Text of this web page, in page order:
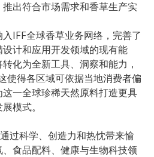
出符合市场需求和香草生产实
IFF全球香草业务网络，完善了
计和应用开发领域的现有能
化为全新工具、洞察和能力，
使得各区域可依据当地消费者偏
一全球珍稀天然原料打造更具
模式。
过科学、创造力和热忱带来愉
食品配料、健康与生物科技领